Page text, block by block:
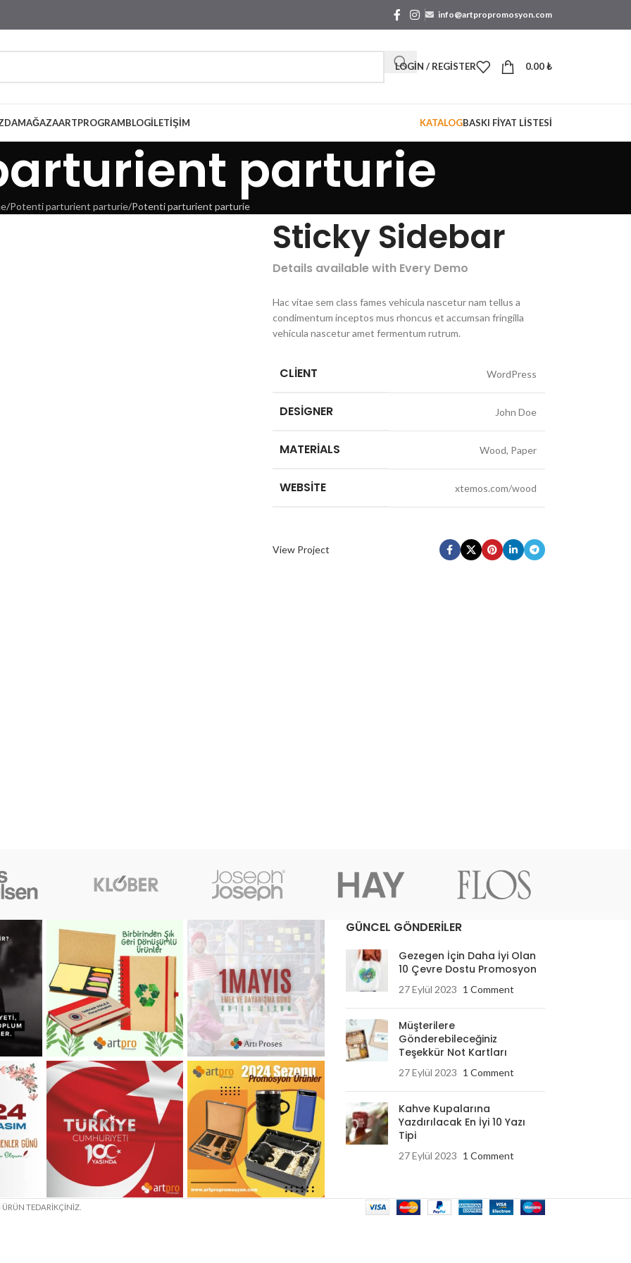
info@artpropromosyon.com
LOGIN / REGISTER 0.00₺
MAĞAZAARTPROGRAMBLOGİLETIŞIM KATALOGBASKI FİYAT LİSTESİ
parturie
Potenti parturient parturie Potenti parturient parturie
Sticky Sidebar
Details available with Every Demo
Hac vitae sem class fames vehicula nascetur nam tellus a
condimentum inceptos mus rhoncus et accumsan fringilla
vehicula nascetur amet fermentum rutrum.
CLIENT WordPress
DESIGNER John Doe
MATERIALS Wood, Paper
WEBSITE xtemos.com/wood
View Project
GÜNCEL GÖNDERİLER
Gezegen İçin Daha İyi Olan
10 Çevre Dostu Promosyon
27 Eylül 2023 1 Comment
Müşterilere
Gönderebileceğiniz
Teşekkür Not Kartları
27 Eylül 2023 1 Comment
Kahve Kupalarına
Yazdırılacak En İyi 10 Yazı
Tipi
27 Eylül 2023 1 Comment
ÜRÜN TEDARİKÇİNİZ.